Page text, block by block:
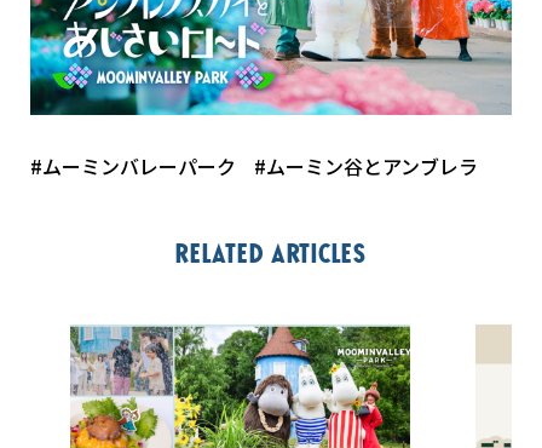
#ムーミンバレーパーク #ムーミン谷とアンブレラ
Related articles